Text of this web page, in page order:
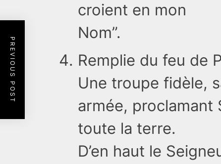
croient en mon
Nom”.
Remplie du feu de
Une troupe fidèle,
armée, proclamant
toute la terre.
D’en haut le
PREVIOUS POST